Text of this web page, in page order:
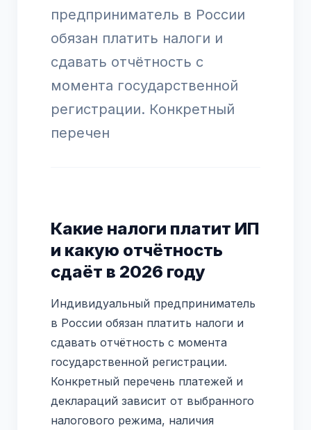
предприниматель в России
обязан платить налоги и
сдавать отчётность с
момента государственной
регистрации. Конкретный
перечен
Какие налоги платит ИП
и какую отчётность
сдаёт в 2026 году
Индивидуальный предприниматель
в России обязан платить налоги и
сдавать отчётность с момента
государственной регистрации.
Конкретный перечень платежей и
деклараций зависит от выбранного
налогового режима, наличия